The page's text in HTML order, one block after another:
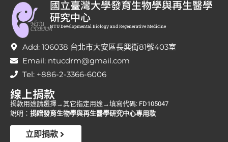
國立臺灣大學發育生物學與再生醫學
研究中心
NTU Developmental Biology and Regenerative Medicine
Add: 106038 台北市大安區長興街81號403室
Email: ntucdrm@gmail.com
Tel: +886-2-3366-6006
線上捐款
捐款用途請選擇→其它指定用途→填寫代碼: FD105047
說明： 捐贈發育生物學與再生醫學研究中心專用款
立即捐款